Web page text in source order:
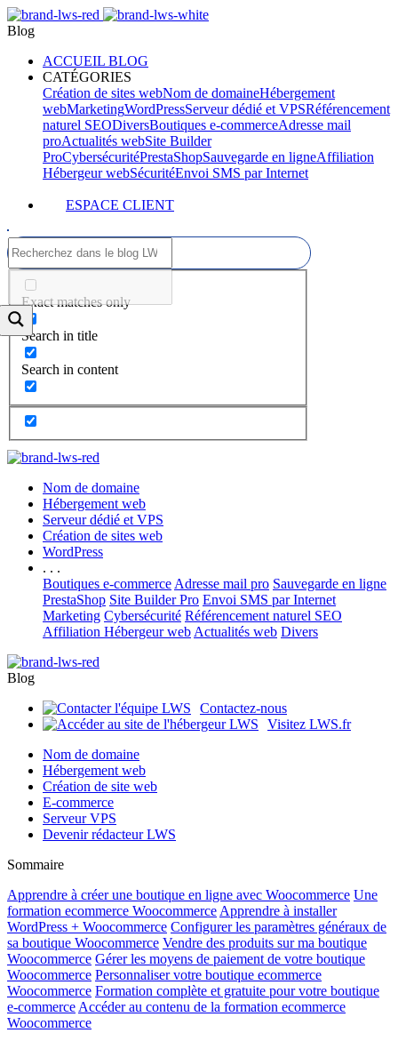
Blog
ACCUEIL BLOG
CATÉGORIES
Création de sites webNom de domaineHébergement
webMarketingWordPressServeur dédié et VPSRéférencement
naturel SEODiversBoutiques e-commerceAdresse mail
proActualités webSite Builder
ProCybersécuritéPrestaShopSauvegarde en ligneAffiliation
Hébergeur webSécuritéEnvoi SMS par Internet
ESPACE CLIENT
Exact matches only
Search in title
Search in content
Nom de domaine
Hébergement web
Serveur dédié et VPS
Création de sites web
WordPress
. . .
Boutiques e-commerce Adresse mail pro Sauvegarde en ligne
PrestaShop Site Builder Pro Envoi SMS par Internet
Marketing Cybersécurité Référencement naturel SEO
Affiliation Hébergeur web Actualités web Divers
Blog
Contactez-nous
Visitez LWS.fr
Nom de domaine
Hébergement web
Création de site web
E-commerce
Serveur VPS
Devenir rédacteur LWS
Sommaire
Apprendre à créer une boutique en ligne avec Woocommerce Une
formation ecommerce Woocommerce Apprendre à installer
WordPress + Woocommerce Configurer les paramètres généraux de
sa boutique Woocommerce Vendre des produits sur ma boutique
Woocommerce Gérer les moyens de paiement de votre boutique
Woocommerce Personnaliser votre boutique ecommerce
Woocommerce Formation complète et gratuite pour votre boutique
e-commerce Accéder au contenu de la formation ecommerce
Woocommerce